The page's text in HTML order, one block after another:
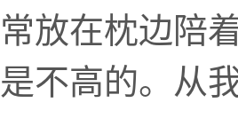
常放在枕边陪
是不高的。从